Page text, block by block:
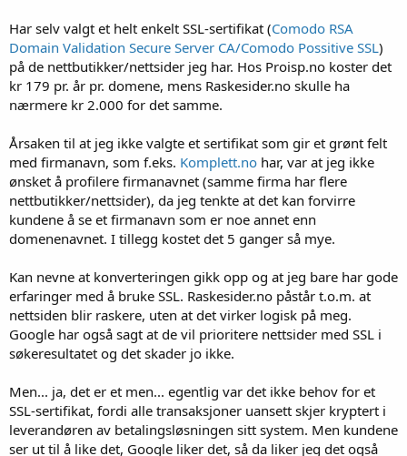
Har selv valgt et helt enkelt SSL-sertifikat (Comodo RSA
Domain Validation Secure Server CA/Comodo Possitive SSL)
på de nettbutikker/nettsider jeg har. Hos Proisp.no koster det
kr 179 pr. år pr. domene, mens Raskesider.no skulle ha
nærmere kr 2.000 for det samme.
Årsaken til at jeg ikke valgte et sertifikat som gir et grønt felt
med firmanavn, som f.eks. Komplett.no har, var at jeg ikke
ønsket å profilere firmanavnet (samme firma har flere
nettbutikker/nettsider), da jeg tenkte at det kan forvirre
kundene å se et firmanavn som er noe annet enn
domenenavnet. I tillegg kostet det 5 ganger så mye.
Kan nevne at konverteringen gikk opp og at jeg bare har gode
erfaringer med å bruke SSL. Raskesider.no påstår t.o.m. at
nettsiden blir raskere, uten at det virker logisk på meg.
Google har også sagt at de vil prioritere nettsider med SSL i
søkeresultatet og det skader jo ikke.
Men... ja, det er et men... egentlig var det ikke behov for et
SSL-sertifikat, fordi alle transaksjoner uansett skjer kryptert i
leverandøren av betalingsløsningen sitt system. Men kundene
ser ut til å like det, Google liker det, så da liker jeg det også